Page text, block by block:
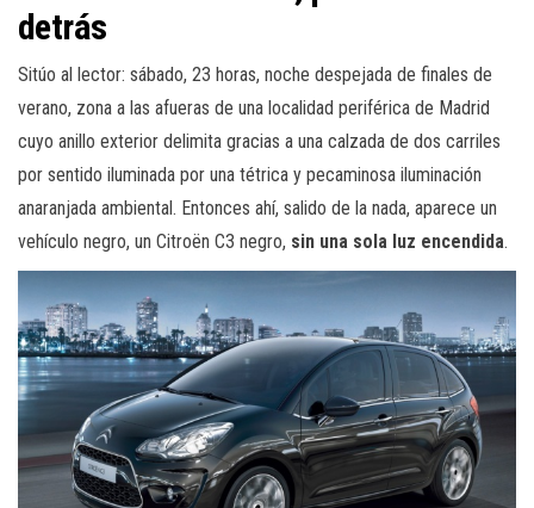
detrás
Sitúo al lector: sábado, 23 horas, noche despejada de finales de
verano, zona a las afueras de una localidad periférica de Madrid
cuyo anillo exterior delimita gracias a una calzada de dos carriles
por sentido iluminada por una tétrica y pecaminosa iluminación
anaranjada ambiental. Entonces ahí, salido de la nada, aparece un
vehículo negro, un Citroën C3 negro, sin una sola luz encendida.